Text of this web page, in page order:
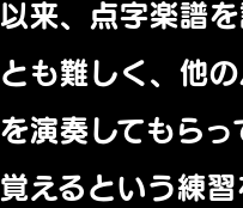
以来、点字楽譜
とも難しく、他
を演奏してもら
覚えるという練